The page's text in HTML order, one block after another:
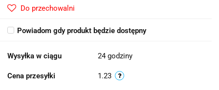
Do przechowalni
Powiadom gdy produkt będzie dostępny
Wysyłka w ciągu 24 godziny
Cena przesyłki 1.23